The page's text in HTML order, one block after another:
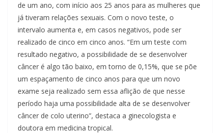
de um ano, com início aos 25 anos para as mulheres que
já tiveram relações sexuais. Com o novo teste, o
intervalo aumenta e, em casos negativos, pode ser
realizado de cinco em cinco anos. “Em um teste com
resultado negativo, a possibilidade de se desenvolver
câncer é algo tão baixo, em torno de 0,15%, que se põe
um espaçamento de cinco anos para que um novo
exame seja realizado sem essa aflição de que nesse
período haja uma possibilidade alta de se desenvolver
câncer de colo uterino”, destaca a ginecologista e
doutora em medicina tropical.